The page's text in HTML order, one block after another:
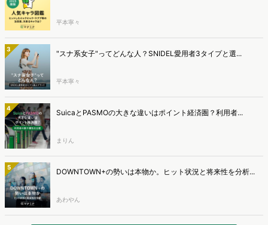
平本寧々
3 "スナ系女子"ってどんな人？SNIDEL愛用者3タイプと選...
平本寧々
4 SuicaとPASMOの大きな違いはポイント経済圏？利用者...
まりん
5 DOWNTOWN+の勢いは本物か。ヒット状況と将来性を分析...
あわやん